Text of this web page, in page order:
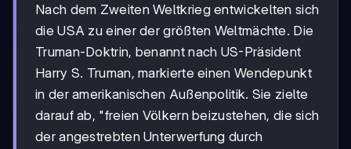
Nach dem Zweiten Weltkrieg entwickelten sich
die USA zu einer der größten Weltmächte. Die
Truman-Doktrin, benannt nach US-Präsident
Harry S. Truman, markierte einen Wendepunkt
in der amerikanischen Außenpolitik. Sie zielte
darauf ab, "freien Völkern beizustehen, die sich
der angestrebten Unterwerfung durch